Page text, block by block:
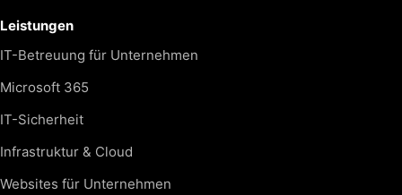
Leistungen
IT-Betreuung für Unternehmen
Microsoft 365
IT-Sicherheit
Infrastruktur & Cloud
Websites für Unternehmen